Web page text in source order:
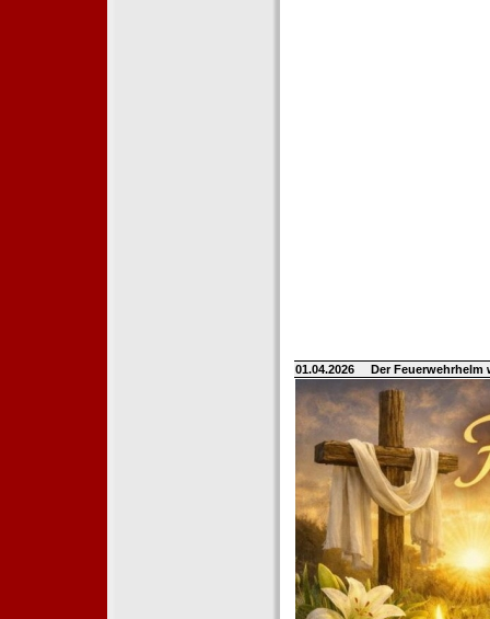
01.04.2026 Der